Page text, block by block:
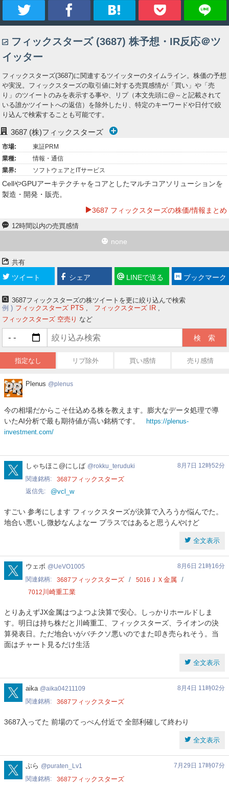
ー
ト
ェ
ア
ッ
ク
マ
ー
フィックスターズ (3687) 株予想・IR反応＠ツ
イッター
フィックスターズ(3687)に関連するツイッターのタイムライン。株価の予想
や実況。フィックスターズの取引値に対する売買感情が「買い」や「売
り」のツイートのみを表示する事や、リプ（本文先頭に@～と記載されて
いる誰かツイートへの返信）を除外したり、特定のキーワードや日付で絞
り込んで検索することも可能です。
3687 (株)フィックスターズ
市場:
東証PRM
業種:
情報・通信
業界:
ソフトウェアとITサービス
CellやGPUアーキテクチャをコアとしたマルチコアソリューションを
製造・開発・販売。
3687 フィックスターズの株価/情報まとめ
12時間以内の売買感情
none
共有
ツイート シェア LINEで送る ブックマーク
3687フィックスターズの株ツイートを更に絞り込んで検索
例
フィックスターズ PTS
フィックスターズ IR
フィックスターズ 空売り など
指定なし リプ除外 買い感情 売り感情
Plenus
Plenus plenus
今の相場だからこそ仕込める株を教えます。膨大なデータ処理で導
いたAI分析で最も期待値が高い銘柄です。
https://plenus-
investment.com/
rokku_teruduki
しゃちほこ@にしば rokku_teruduki
8月7日 12時52分
関連銘柄
3687フィックスターズ
返信先 @vcl_w
すごい 参考にします フィックスターズが決算で入ろうか悩んでた。
地合い悪いし微妙なんよなー プラスではあると思うんやけど
全文表示
UeVO1005
ウェボ UeVO1005
8月6日 21時16分
関連銘柄
3687フィックスターズ 5016 ＪＸ金属
7012 川崎重工業
とりあえずJX金属はつよつよ決算で安心。しっかりホールドしま
す。明日は持ち株だと川崎重工、フィックスターズ、ライオンの決
算発表日。ただ地合いがバチクソ悪いのでまた叩き売られそう。当
面はチャート見るだけ生活
全文表示
aika04211109
aika aika04211109
8月4日 11時02分
関連銘柄
3687フィックスターズ
3687入ってた 前場のてっぺん付近で 全部利確して終わり
全文表示
puraten_Lv1
ぷら puraten_Lv1
7月29日 17時07分
関連銘柄
3687フィックスターズ